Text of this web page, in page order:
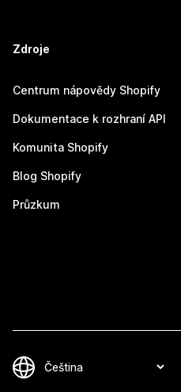
Zdroje
Centrum nápovědy Shopify
Dokumentace k rozhraní API
Komunita Shopify
Blog Shopify
Průzkum